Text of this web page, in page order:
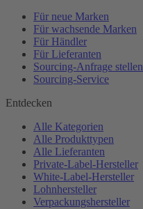
Für neue Marken
Für wachsende Marken
Für Händler
Für Lieferanten
Sourcing-Anfrage stellen
Sourcing-Service
Entdecken
Alle Kategorien
Alle Produkttypen
Alle Lieferanten
Private-Label-Hersteller
White-Label-Hersteller
Lohnhersteller
Verpackungshersteller